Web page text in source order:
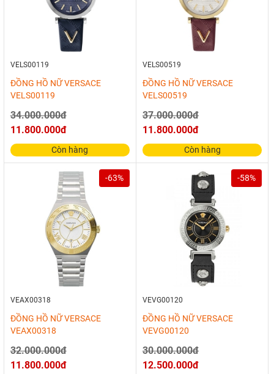
VELS00119
ĐỒNG HỒ NỮ VERSACE
VELS00119
34.000.000đ
11.800.000đ
Còn hàng
VELS00519
ĐỒNG HỒ NỮ VERSACE
VELS00519
37.000.000đ
11.800.000đ
Còn hàng
-63%
VEAX00318
ĐỒNG HỒ NỮ VERSACE
VEAX00318
32.000.000đ
11.800.000đ
-58%
VEVG00120
ĐỒNG HỒ NỮ VERSACE
VEVG00120
30.000.000đ
12.500.000đ